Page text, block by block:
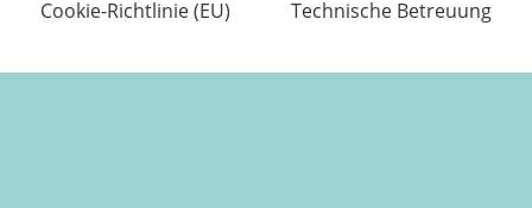
Cookie-Richtlinie (EU) Technische Betreuung